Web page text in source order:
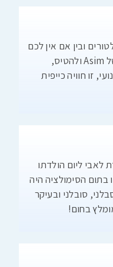
ובין אם אין לכם
מושג בתחום, לשבת ב cockpit של Asim ולהטיס,
זו חוויה כייפית
לאבי ליום הולדתו
בתום הסימולציה היה
סובלני ובעיקר
בחום!